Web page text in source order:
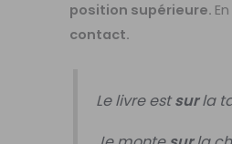
position supérieure.
contact.
Le livre estsurla